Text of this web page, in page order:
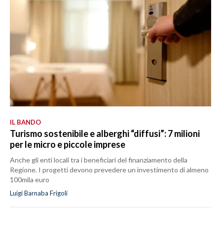
IL BANDO
Turismo sostenibile e alberghi “diffusi”: 7 milioni
per le micro e piccole imprese
Anche gli enti locali tra i beneficiari del finanziamento della
Regione. I progetti devono prevedere un investimento di almeno
100mila euro
Luigi Barnaba Frigoli